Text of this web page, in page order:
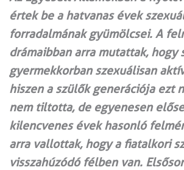
értek be a hatvanas évek
forradalmának gyümölcsei. A
drámaibban arra mutattak, hogy
gyermekkorban szexuálisan
hiszen a szülők generációja ezt
nem tiltotta, de egyenesen
kilencvenes évek hasonló
arra vallottak, hogy a fiatalkori
visszahúzódó félben van.